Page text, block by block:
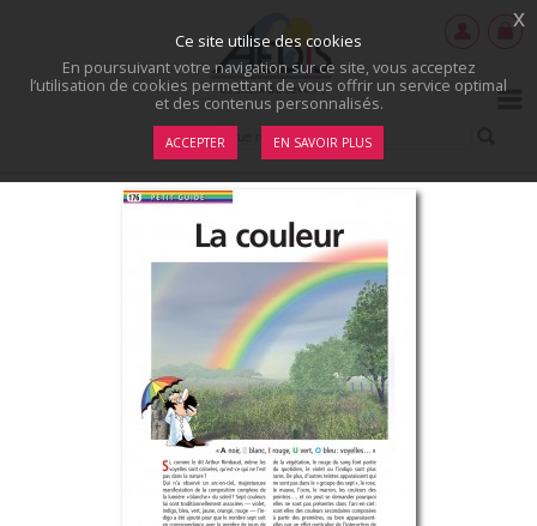
Ce site utilise des cookies
En poursuivant votre navigation sur ce site, vous acceptez
l’utilisation de cookies permettant de vous offrir un service optimal
et des contenus personnalisés.
ACCEPTER EN SAVOIR PLUS
x